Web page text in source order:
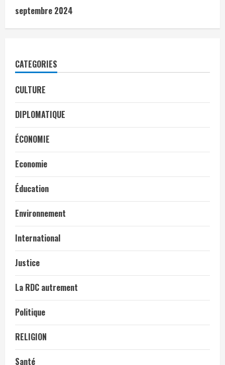
septembre 2024
CATEGORIES
CULTURE
DIPLOMATIQUE
ÉCONOMIE
Economie
Éducation
Environnement
International
Justice
La RDC autrement
Politique
RELIGION
Santé